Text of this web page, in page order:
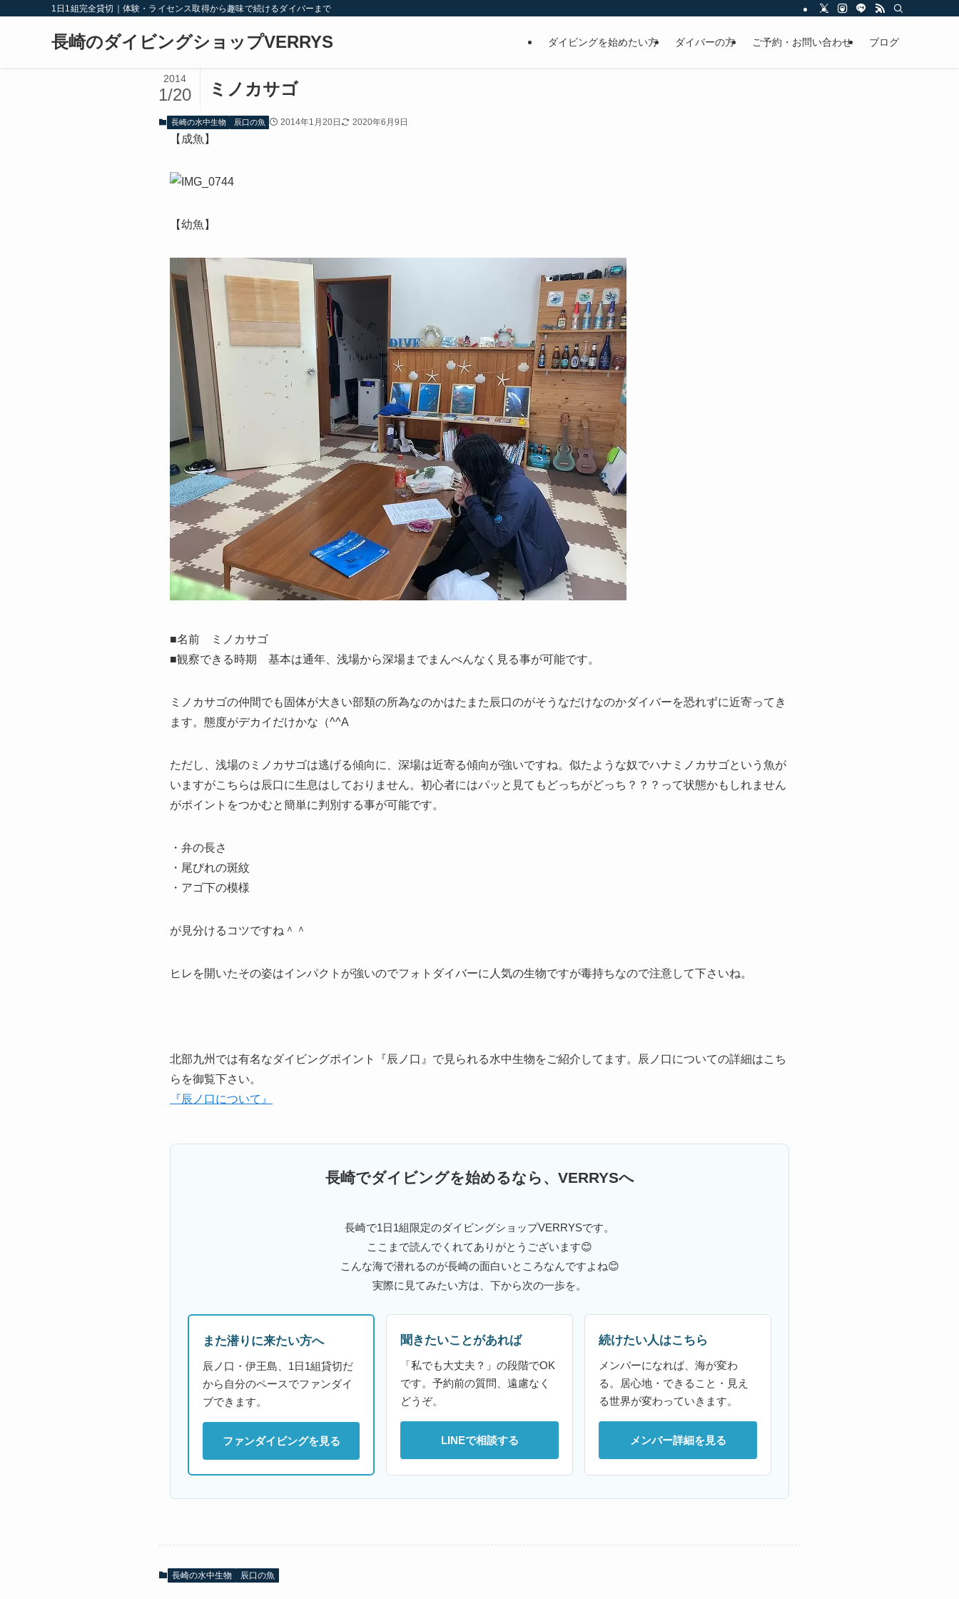
1日1組完全貸切｜体験・ライセンス取得から趣味で続けるダイバーまで
長崎のダイビングショップVERRYS ダイビングを始めたい方 ダイバーの方 ご予約・お問い合わせ ブログ
ミノカサゴ
2014
1/20
長崎の水中生物 辰口の魚 2014年1月20日 2020年6月9日
【成魚】
【幼魚】
■名前 ミノカサゴ
■観察できる時期 基本は通年、浅場から深場までまんべんなく見る事が可能です。
ミノカサゴの仲間でも固体が大きい部類の所為なのかはたまた辰口のがそうなだけなのかダイバーを恐れずに近寄ってき
ます。態度がデカイだけかな（^^A
ただし、浅場のミノカサゴは逃げる傾向に、深場は近寄る傾向が強いですね。似たような奴でハナミノカサゴという魚が
いますがこちらは辰口に生息はしておりません。初心者にはパッと見てもどっちがどっち？？？って状態かもしれません
がポイントをつかむと簡単に判別する事が可能です。
・弁の長さ
・尾びれの斑紋
・アゴ下の模様
が見分けるコツですね＾＾
ヒレを開いたその姿はインパクトが強いのでフォトダイバーに人気の生物ですが毒持ちなので注意して下さいね。
北部九州では有名なダイビングポイント『辰ノ口』で見られる水中生物をご紹介してます。辰ノ口についての詳細はこち
らを御覧下さい。
『辰ノ口について』
長崎でダイビングを始めるなら、VERRYSへ
長崎で1日1組限定のダイビングショップVERRYSです。
ここまで読んでくれてありがとうございます😊
こんな海で潜れるのが長崎の面白いところなんですよね😊
実際に見てみたい方は、下から次の一歩を。
また潜りに来たい方へ
辰ノ口・伊王島、1日1組貸切だ
から自分のペースでファンダイ
ブできます。
ファンダイビングを見る
聞きたいことがあれば
「私でも大丈夫？」の段階でOK
です。予約前の質問、遠慮なく
どうぞ。
LINEで相談する
続けたい人はこちら
メンバーになれば、海が変わ
る。居心地・できること・見え
る世界が変わっていきます。
メンバー詳細を見る
長崎の水中生物 辰口の魚